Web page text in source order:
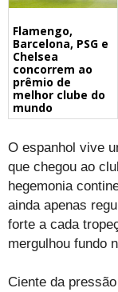
Flamengo,
Barcelona, PSG e
Chelsea
concorrem ao
prêmio de
melhor clube do
mundo
O espanhol vive
que chegou ao
hegemonia
ainda apenas
forte a cada
mergulhou fundo
Ciente da